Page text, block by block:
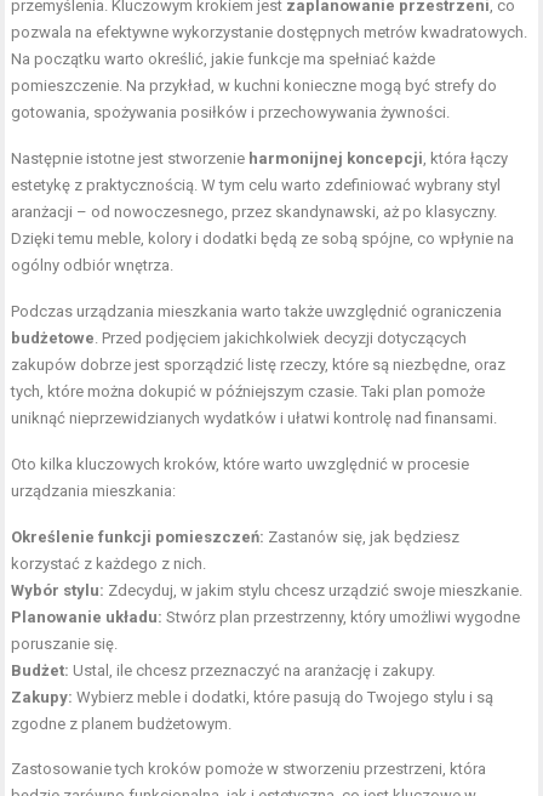
przemyślenia. Kluczowym krokiem jest zaplanowanie przestrzeni, co
pozwala na efektywne wykorzystanie dostępnych metrów kwadratowych.
Na początku warto określić, jakie funkcje ma spełniać każde
pomieszczenie. Na przykład, w kuchni konieczne mogą być strefy do
gotowania, spożywania posiłków i przechowywania żywności.
Następnie istotne jest stworzenie harmonijnej koncepcji, która łączy
estetykę z praktycznością. W tym celu warto zdefiniować wybrany styl
aranżacji – od nowoczesnego, przez skandynawski, aż po klasyczny.
Dzięki temu meble, kolory i dodatki będą ze sobą spójne, co wpłynie na
ogólny odbiór wnętrza.
Podczas urządzania mieszkania warto także uwzględnić ograniczenia
budżetowe. Przed podjęciem jakichkolwiek decyzji dotyczących
zakupów dobrze jest sporządzić listę rzeczy, które są niezbędne, oraz
tych, które można dokupić w późniejszym czasie. Taki plan pomoże
uniknąć nieprzewidzianych wydatków i ułatwi kontrolę nad finansami.
Oto kilka kluczowych kroków, które warto uwzględnić w procesie
urządzania mieszkania:
Określenie funkcji pomieszczeń: Zastanów się, jak będziesz
korzystać z każdego z nich.
Wybór stylu: Zdecyduj, w jakim stylu chcesz urządzić swoje mieszkanie.
Planowanie układu: Stwórz plan przestrzenny, który umożliwi wygodne
poruszanie się.
Budżet: Ustal, ile chcesz przeznaczyć na aranżację i zakupy.
Zakupy: Wybierz meble i dodatki, które pasują do Twojego stylu i są
zgodne z planem budżetowym.
Zastosowanie tych kroków pomoże w stworzeniu przestrzeni, która